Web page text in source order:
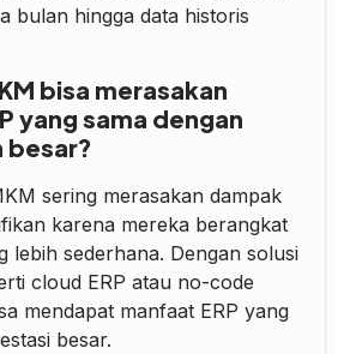
bulan hingga data historis
bisa merasakan
yang sama dengan
besar?
sering merasakan dampak
karena mereka berangkat
lebih sederhana. Dengan solusi
cloud ERP atau no-code
mendapat manfaat ERP yang
besar.